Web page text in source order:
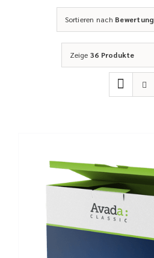
Sortieren nach Bewertung
Zeige 36 Produkte